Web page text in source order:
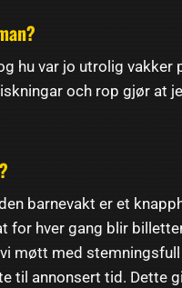
hu var jo utrolig vakker
och rop gjør at
barnevakt er et
for hver gang blir
møtt med
til annonsert tid. Dette